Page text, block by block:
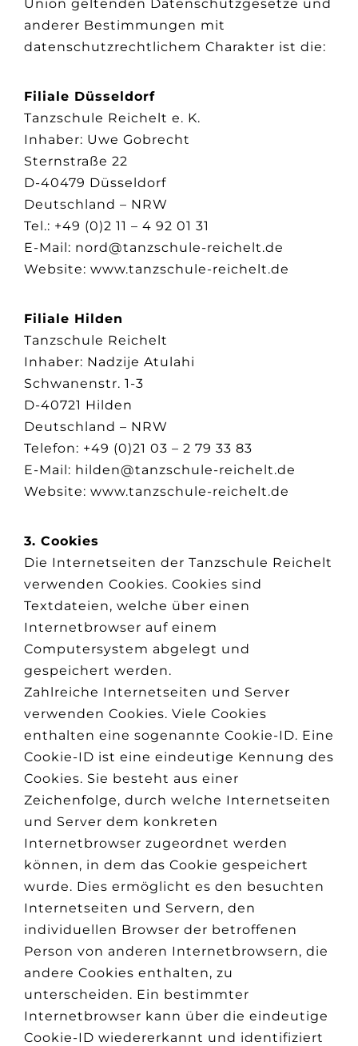
Union geltenden Datenschutzgesetze und
anderer Bestimmungen mit
datenschutzrechtlichem Charakter ist die:
Filiale Düsseldorf
Tanzschule Reichelt e. K.
Inhaber: Uwe Gobrecht
Sternstraße 22
D-40479 Düsseldorf
Deutschland – NRW
Tel.: +49 (0)2 11 – 4 92 01 31
E-Mail: nord@tanzschule-reichelt.de
Website: www.tanzschule-reichelt.de
Filiale Hilden
Tanzschule Reichelt
Inhaber: Nadzije Atulahi
Schwanenstr. 1-3
D-40721 Hilden
Deutschland – NRW
Telefon: +49 (0)21 03 – 2 79 33 83
E-Mail: hilden@tanzschule-reichelt.de
Website: www.tanzschule-reichelt.de
3. Cookies
Die Internetseiten der Tanzschule Reichelt
verwenden Cookies. Cookies sind
Textdateien, welche über einen
Internetbrowser auf einem
Computersystem abgelegt und
gespeichert werden.
Zahlreiche Internetseiten und Server
verwenden Cookies. Viele Cookies
enthalten eine sogenannte Cookie-ID. Eine
Cookie-ID ist eine eindeutige Kennung des
Cookies. Sie besteht aus einer
Zeichenfolge, durch welche Internetseiten
und Server dem konkreten
Internetbrowser zugeordnet werden
können, in dem das Cookie gespeichert
wurde. Dies ermöglicht es den besuchten
Internetseiten und Servern, den
individuellen Browser der betroffenen
Person von anderen Internetbrowsern, die
andere Cookies enthalten, zu
unterscheiden. Ein bestimmter
Internetbrowser kann über die eindeutige
Cookie-ID wiedererkannt und identifiziert